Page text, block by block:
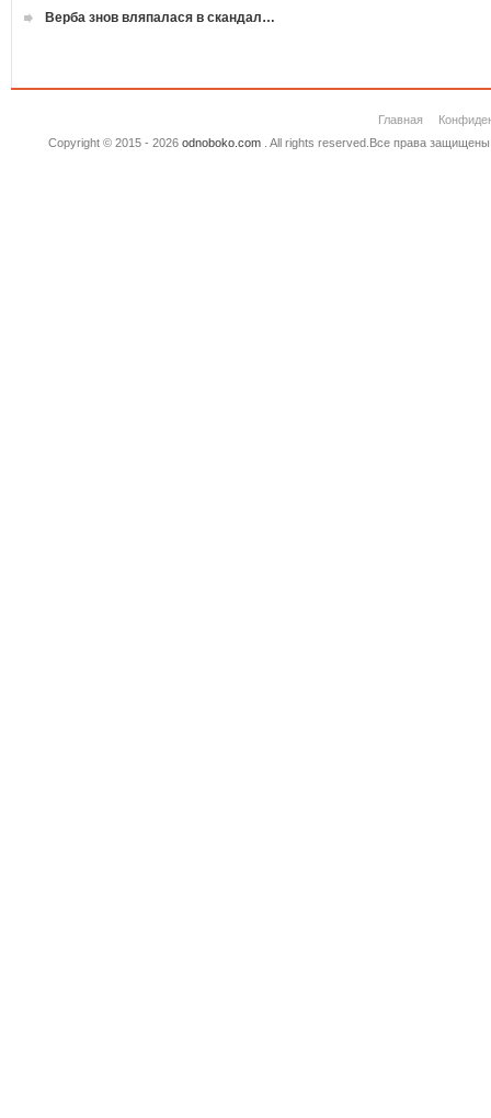
Верба знов вляпалася в скандал…
Главная
Copyright © 2015 - 2026 odnoboko.com. All rights reserved.Все права защищены.